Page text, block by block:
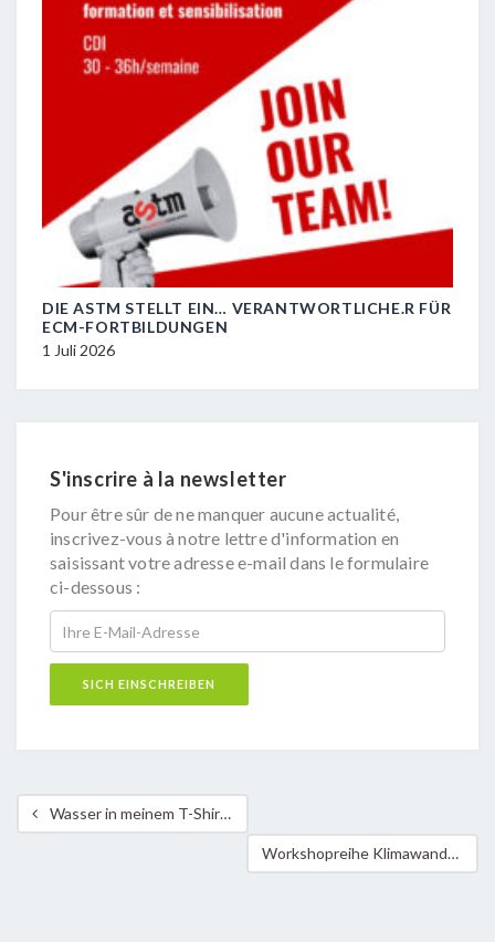
DIE ASTM STELLT EIN… VERANTWORTLICHE.R FÜR
ECM-FORTBILDUNGEN
1 Juli 2026
S'inscrire à la newsletter
Pour être sûr de ne manquer aucune actualité,
inscrivez-vous à notre lettre d'information en
saisissant votre adresse e-mail dans le formulaire
ci-dessous :
Wasser in meinem T-Shirt ? – Ein Workshop rund ums Thema Wasser in der Klima-Bündnis Gemeinde Sanem
Workshopreihe Klimawandel und Ernährung mit einer Klasse des Cycle 3.2 aus Mondercange